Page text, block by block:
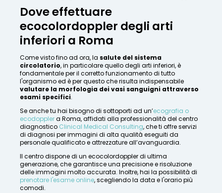
Dove effettuare
ecocolordoppler degli arti
inferiori a Roma
Come visto fino ad ora, la salute del sistema
circolatorio, in particolare quello degli arti inferiori, è
fondamentale per il corretto funzionamento di tutto
l'organismo ed è per questo che risulta indispensabile
valutare la morfologia dei vasi sanguigni attraverso
esami specifici.
Se anche tu hai bisogno di sottoporti ad un’ecografia o
ecodopplera Roma, affidati alla professionalità del centro
diagnostico Clinical Medical Consulting, che ti offre servizi
di diagnosi per immagini di alta qualità eseguiti da
personale qualificato e attrezzature all’avanguardia.
Il centro dispone di un ecocolordoppler di ultima
generazione, che garantisce una precisione e risoluzione
delle immagini molto accurata. Inoltre, hai la possibilità di
prenotare l'esame online, scegliendo la data e l'orario più
comodi.